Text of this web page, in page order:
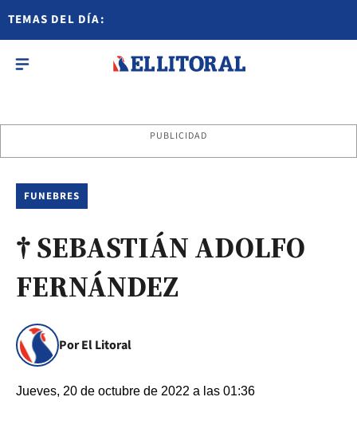
TEMAS DEL DÍA:
PUBLICIDAD
FUNEBRES
† SEBASTIÁN ADOLFO
FERNÁNDEZ
Por El Litoral
Jueves, 20 de octubre de 2022 a las 01:36